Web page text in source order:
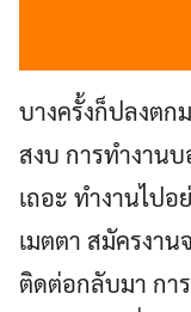
บางครั้งก็ปลงตก
สงบ การทำงาน
เถอะ ทำงานไปอ
เมตตา สมัครงาน
ติดต่อกลับมา กา